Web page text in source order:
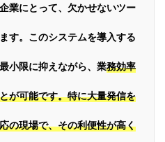
業にとって、欠かせないツー
す。このシステムを導入する
小限に抑えながら、業務効率
が可能です。特に大量発信を
の現場で、その利便性が高く